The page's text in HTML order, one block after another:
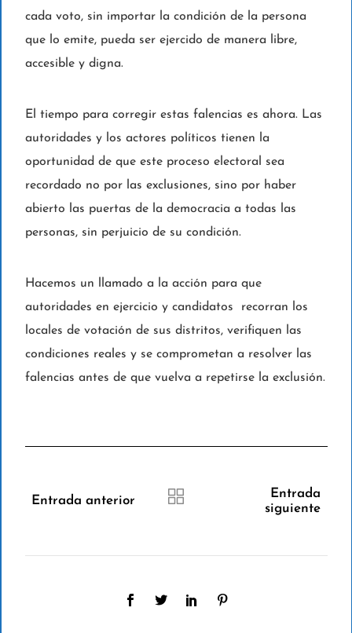
cada voto, sin importar la condición de la persona
que lo emite, pueda ser ejercido de manera libre,
accesible y digna.
El tiempo para corregir estas falencias es ahora. Las
autoridades y los actores políticos tienen la
oportunidad de que este proceso electoral sea
recordado no por las exclusiones, sino por haber
abierto las puertas de la democracia a todas las
personas, sin perjuicio de su condición.
Hacemos un llamado a la acción para que
autoridades en ejercicio y candidatos recorran los
locales de votación de sus distritos, verifiquen las
condiciones reales y se comprometan a resolver las
falencias antes de que vuelva a repetirse la exclusión.
Entrada anterior
Entrada
siguiente